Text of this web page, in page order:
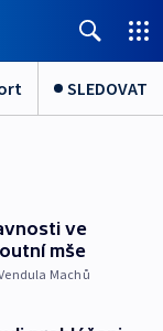
SLEDOVAT
ve
mše
Machů